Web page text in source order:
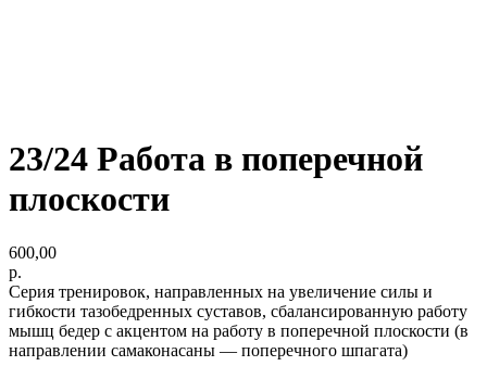
23/24 Работа в поперечной
плоскости
600,00
р.
Серия тренировок, направленных на увеличение силы и
гибкости тазобедренных суставов, сбалансированную работу
мышц бедер с акцентом на работу в поперечной плоскости (в
направлении самаконасаны — поперечного шпагата)